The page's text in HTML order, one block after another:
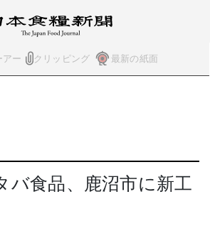
アー クリッピング 最新の紙面
バ食品、鹿沼市に新工